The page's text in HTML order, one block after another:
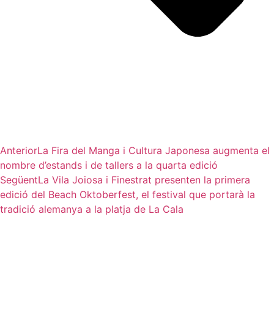
AnteriorLa Fira del Manga i Cultura Japonesa augmenta el
nombre d’estands i de tallers a la quarta edició
SegüentLa Vila Joiosa i Finestrat presenten la primera
edició del Beach Oktoberfest, el festival que portarà la
tradició alemanya a la platja de La Cala